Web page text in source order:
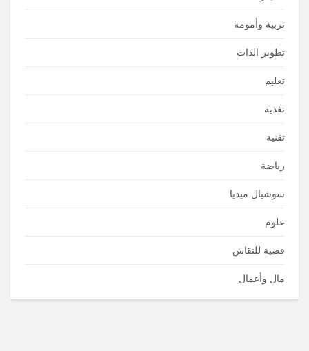
تربية وأمومة
تطوير الذات
تعليم
تغذية
تقنية
رياضة
سوشيال ميديا
علوم
قضية للنقاش
مال وأعمال